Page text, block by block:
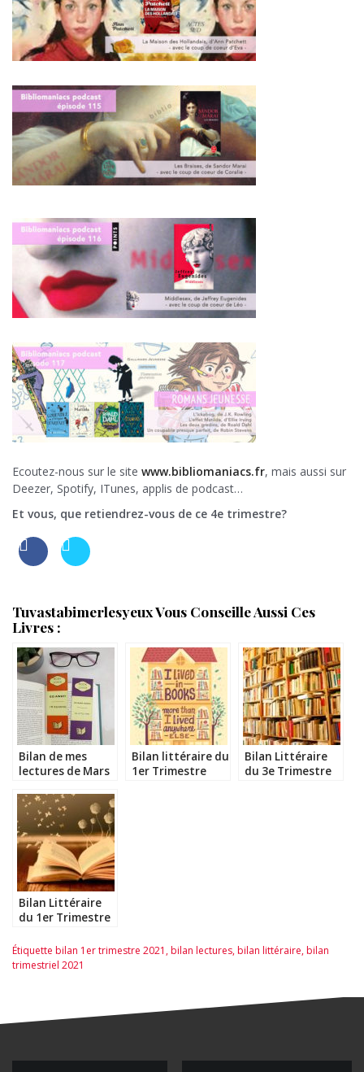
Ecoutez-nous sur le site www.bibliomaniacs.fr, mais aussi sur
Deezer, Spotify, ITunes, applis de podcast…
Et vous, que retiendrez-vous de ce 4e trimestre?
Tuvastabimerlesyeux Vous Conseille Aussi Ces
Livres :
Bilan de mes
lectures de Mars
Bilan littéraire du
1er Trimestre
Bilan Littéraire
du 3e Trimestre
Bilan Littéraire
du 1er Trimestre
Étiquette bilan 1er trimestre 2021 ,bilan lectures,bilan littéraire,bilan
trimestriel 2021